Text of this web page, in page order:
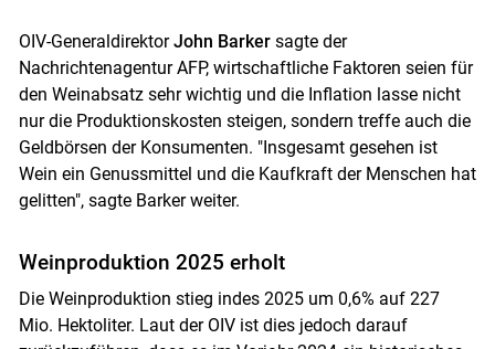
OIV-GeneraldirektorJohn Barkersagte der
Nachrichtenagentur AFP, wirtschaftliche Faktoren seien für
den Weinabsatz sehr wichtig und die Inflation lasse nicht
nur die Produktionskosten steigen, sondern treffe auch die
Geldbörsen der Konsumenten. "Insgesamt gesehen ist
Wein ein Genussmittel und die Kaufkraft der Menschen hat
gelitten", sagte Barker weiter.
Weinproduktion 2025 erholt
Die Weinproduktion stieg indes 2025 um 0,6% auf 227
Mio. Hektoliter. Laut der OIV ist dies jedoch darauf